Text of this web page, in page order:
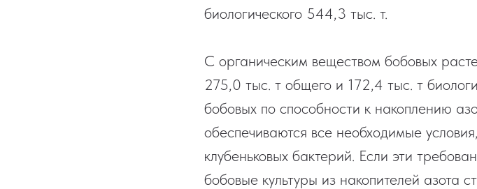
биологического 544,3 тыс. т.
С органическим веществом бобовых
275,0 тыс. т общего и 172,4 тыс. т
бобовых по способности к накоплению
обеспечиваются все необходимые
клубеньковых бактерий. Если эти
бобовые культуры из накопителей азота